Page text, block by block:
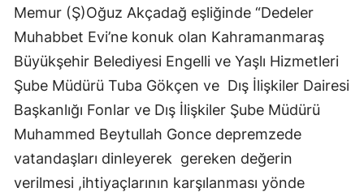
Memur (Ş)Oğuz Akçadağ eşliğinde “Dedeler
Muhabbet Evi’ne konuk olan Kahramanmaraş
Büyükşehir Belediyesi Engelli ve Yaşlı Hizmetleri
Şube Müdürü Tuba Gökçen ve Dış İlişkiler Dairesi
Başkanlığı Fonlar ve Dış İlişkiler Şube Müdürü
Muhammed Beytullah Gonce depremzede
vatandaşları dinleyerek gereken değerin
verilmesi ,ihtiyaçlarının karşılanması yönde